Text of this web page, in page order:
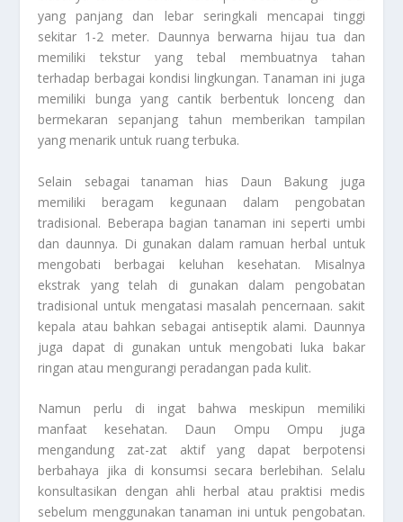
yang panjang dan lebar seringkali mencapai tinggi
sekitar 1-2 meter. Daunnya berwarna hijau tua dan
memiliki tekstur yang tebal membuatnya tahan
terhadap berbagai kondisi lingkungan. Tanaman ini juga
memiliki bunga yang cantik berbentuk lonceng dan
bermekaran sepanjang tahun memberikan tampilan
yang menarik untuk ruang terbuka.
Selain sebagai tanaman hias Daun Bakung juga
memiliki beragam kegunaan dalam pengobatan
tradisional. Beberapa bagian tanaman ini seperti umbi
dan daunnya. Di gunakan dalam ramuan herbal untuk
mengobati berbagai keluhan kesehatan. Misalnya
ekstrak yang telah di gunakan dalam pengobatan
tradisional untuk mengatasi masalah pencernaan. sakit
kepala atau bahkan sebagai antiseptik alami. Daunnya
juga dapat di gunakan untuk mengobati luka bakar
ringan atau mengurangi peradangan pada kulit.
Namun perlu di ingat bahwa meskipun memiliki
manfaat kesehatan. Daun Ompu Ompu juga
mengandung zat-zat aktif yang dapat berpotensi
berbahaya jika di konsumsi secara berlebihan. Selalu
konsultasikan dengan ahli herbal atau praktisi medis
sebelum menggunakan tanaman ini untuk pengobatan.